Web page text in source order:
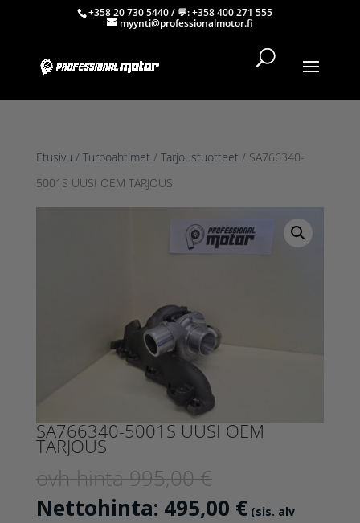
+358 20 730 5440/ 💬:+358 400 271 555
myynti@professionalmotor.fi
Etusivu / Turboahtimet / Tarjoustuotteet / SA766340-
5001S UUSI OEM TARJOUS
SA766340-5001S UUSI OEM
TARJOUS
ovh-hinta995,00€
hinta
Nettohinta: 495,00 €Nykyinen
(sis. alv